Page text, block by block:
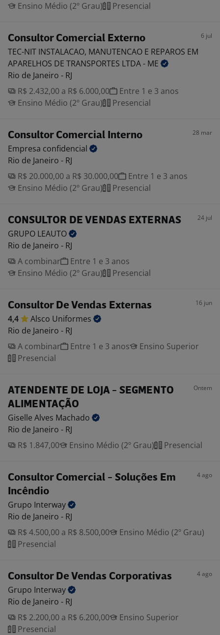
Ensino Médio (2º Grau)
Presencial
Consultor Comercial Externo 6 jul
TEC-NIT INSTALACAO, MANUTENCAO E REPAROS EM
APARELHOS DE TRANSPORTES LTDA - ME
Rio de Janeiro - RJ
R$ 2.432,00 a R$ 6.000,00
Entre 1 e 3 anos
Ensino Médio (2º Grau)
Presencial
Consultor Comercial Interno 28 mar
Empresa confidencial
Rio de Janeiro - RJ
R$ 20.000,00 a R$ 30.000,00
Entre 1 e 3 anos
Ensino Médio (2º Grau)
Presencial
CONSULTOR DE VENDAS EXTERNAS 24 jul
GRUPO LEAUTO
Rio de Janeiro - RJ
A combinar
Entre 1 e 3 anos
Ensino Médio (2º Grau)
Presencial
Consultor De Vendas Externas 16 jun
4,4 Alsco Uniformes
Rio de Janeiro - RJ
A combinar
Entre 1 e 3 anos
Ensino Superior
Presencial
ATENDENTE DE LOJA - SEGMENTO
ALIMENTAÇÃO
Ontem
Giselle Alves Machado
Rio de Janeiro - RJ
R$ 1.847,00
Ensino Médio (2º Grau) Presencial
Consultor Comercial - Soluções Em
Incêndio
4 ago
Grupo Interway
Rio de Janeiro - RJ
R$ 4.500,00 a R$ 8.500,00
Ensino Médio (2º Grau)
Presencial
Consultor De Vendas Corporativas 4 ago
Grupo Interway
Rio de Janeiro - RJ
R$ 2.200,00 a R$ 6.200,00
Ensino Superior
Presencial